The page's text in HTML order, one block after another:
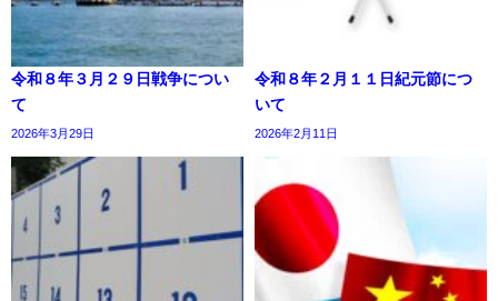
令和８年３月２９日戦争につい
て
2026年3月29日
令和８年２月１１日紀元節につ
いて
2026年2月11日